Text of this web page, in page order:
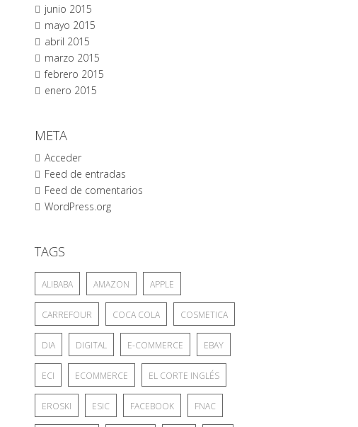
junio 2015
mayo 2015
abril 2015
marzo 2015
febrero 2015
enero 2015
META
Acceder
Feed de entradas
Feed de comentarios
WordPress.org
TAGS
ALIBABA AMAZON APPLE
CARREFOUR COCA COLA COSMETICA
DIA DIGITAL E-COMMERCE EBAY
ECI ECOMMERCE EL CORTE INGLÉS
EROSKI ESIC FACEBOOK FNAC